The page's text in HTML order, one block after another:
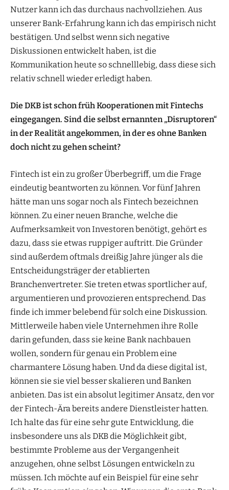
Nutzer kann ich das durchaus nachvollziehen. Aus
unserer Bank-Erfahrung kann ich das empirisch nicht
bestätigen. Und selbst wenn sich negative
Diskussionen entwickelt haben, ist die
Kommunikation heute so schnelllebig, dass diese sich
relativ schnell wieder erledigt haben.
Die DKB ist schon früh Kooperationen mit Fintechs
eingegangen. Sind die selbst ernannten „Disruptoren“
in der Realität angekommen, in der es ohne Banken
doch nicht zu gehen scheint?
Fintech ist ein zu großer Überbegriff, um die Frage
eindeutig beantworten zu können. Vor fünf Jahren
hätte man uns sogar noch als Fintech bezeichnen
können. Zu einer neuen Branche, welche die
Aufmerksamkeit von Investoren benötigt, gehört es
dazu, dass sie etwas ruppiger auftritt. Die Gründer
sind außerdem oftmals dreißig Jahre jünger als die
Entscheidungsträger der etablierten
Branchenvertreter. Sie treten etwas sportlicher auf,
argumentieren und provozieren entsprechend. Das
finde ich immer belebend für solch eine Diskussion.
Mittlerweile haben viele Unternehmen ihre Rolle
darin gefunden, dass sie keine Bank nachbauen
wollen, sondern für genau ein Problem eine
charmantere Lösung haben. Und da diese digital ist,
können sie sie viel besser skalieren und Banken
anbieten. Das ist ein absolut legitimer Ansatz, den vor
der Fintech-Ära bereits andere Dienstleister hatten.
Ich halte das für eine sehr gute Entwicklung, die
insbesondere uns als DKB die Möglichkeit gibt,
bestimmte Probleme aus der Vergangenheit
anzugehen, ohne selbst Lösungen entwickeln zu
müssen. Ich möchte auf ein Beispiel für eine sehr